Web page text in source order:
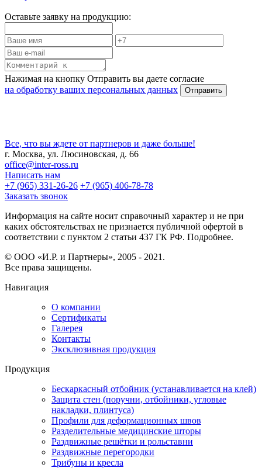
Оставьте заявку на продукцию:
Нажимая на кнопку Отправить вы даете согласие
на обработку ваших персональных данных
Все, что вы ждете от партнеров и даже больше!
г. Москва, ул. Люсиновская, д. 66
office@inter-ross.ru
Написать нам
+7 (965) 331-26-26 +7 (965) 406-78-78
Заказать звонок
Информация на сайте носит справочный характер и не при
каких обстоятельствах не признается публичной офертой в
соответствии с пунктом 2 статьи 437 ГК РФ. Подробнее.
© ООО «И.Р. и Партнеры», 2005 - 2021.
Все права защищены.
Навигация
О компании
Сертификаты
Галерея
Контакты
Эксклюзивная продукция
Продукция
Бескаркасный отбойник (устанавливается на клей)
Защита стен (поручни, отбойники, угловые
накладки, плинтуса)
Профили для деформационных швов
Разделительные медицинские шторы
Раздвижные решётки и рольставни
Раздвижные перегородки
Трибуны и кресла